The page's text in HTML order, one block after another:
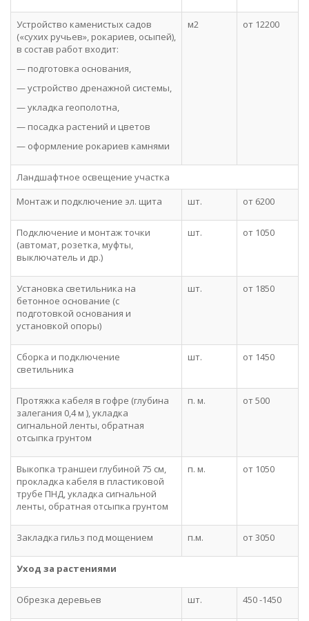
Устройство каменистых садов
(«сухих ручьев», рокариев, осыпей),
в состав работ входит:
— подготовка основания,
— устройство дренажной системы,
— укладка геополотна,
— посадка растений и цветов
— оформление рокариев камнями
м2 от 12200
Ландшафтное освещение участка
Монтаж и подключение эл. щита
шт. от 6200
Подключение и монтаж точки
(автомат, розетка, муфты,
выключатель и др.)
шт. от 1050
Установка светильника на
бетонное основание (с
подготовкой основания и
установкой опоры)
шт. от 1850
Сборка и подключение
светильника
шт. от 1450
Протяжка кабеля в гофре (глубина
залегания 0,4 м ), укладка
сигнальной ленты, обратная
отсыпка грунтом
п. м. от 500
Выкопка траншеи глубиной 75 см,
прокладка кабеля в пластиковой
трубе ПНД, укладка сигнальной
ленты, обратная отсыпка грунтом
п. м. от 1050
Закладка гильз под мощением п.м. от 3050
Уход за растениями
Обрезка деревьев шт. 450 -1450